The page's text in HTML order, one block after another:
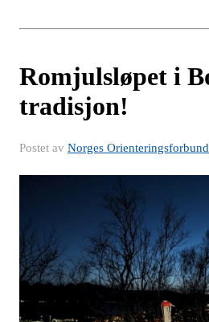
Romjulsløpet i
tradisjon!
Postet av Norges Orienteringsforbund